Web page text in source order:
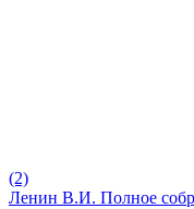
(2)
Ленин В.И. Полное